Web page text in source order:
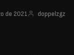
de 2021 doppelzgz